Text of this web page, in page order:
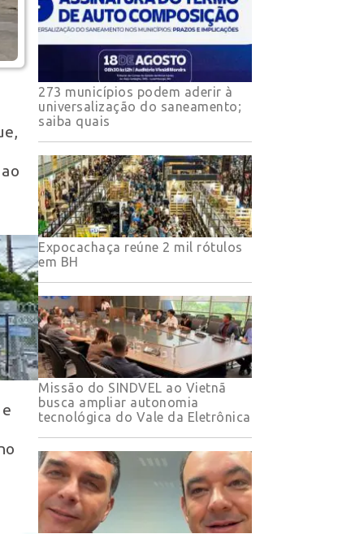
273 municípios podem aderir à
universalização do saneamento;
saiba quais
Expocachaça reúne 2 mil rótulos
em BH
Missão do SINDVEL ao Vietnã
busca ampliar autonomia
tecnológica do Vale da Eletrônica